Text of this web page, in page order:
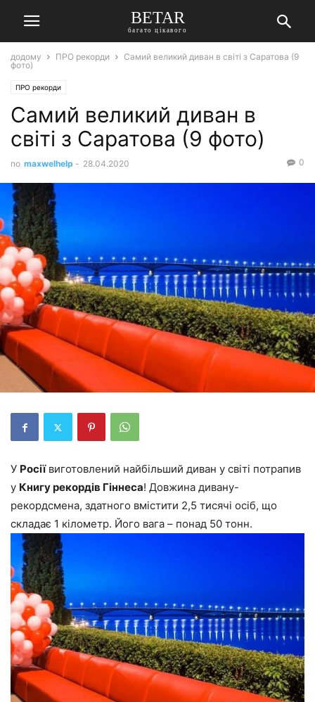
BETAR
багато цікавого
додому ПРО рекорди
Самий великий диван в світі з Саратова (9
фото)
ПРО рекорди
Самий великий диван в
світі з Саратова (9 фото)
по maxwelhelp - 28.04.2020 0
У Росіївиготовлений найбільший диван у світі потрапив
у Книгу рекордів Гіннеса! Довжина дивану-
рекордсмена, здатного вмістити 2,5 тисячі осіб, що
складає 1 кілометр. Його вага – понад 50 тонн.